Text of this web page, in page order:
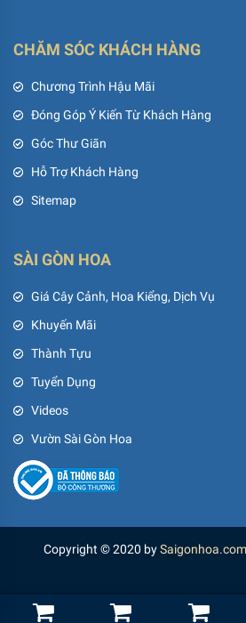
CHĂM SÓC KHÁCH HÀNG
Chương Trình Hậu Mãi
Đóng Góp Ý Kiến Từ Khách Hàng
Góc Thư Giãn
Hỗ Trợ Khách Hàng
Sitemap
SÀI GÒN HOA
Giá Cây Cảnh, Hoa Kiểng, Dịch Vụ
Khuyến Mãi
Thành Tựu
Tuyển Dụng
Videos
Vườn Sài Gòn Hoa
Copyright © 2020 bySaigonhoa.com